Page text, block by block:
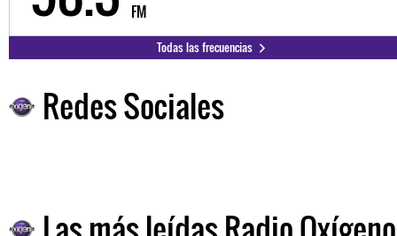
FM
Todas las frecuencias
Redes Sociales